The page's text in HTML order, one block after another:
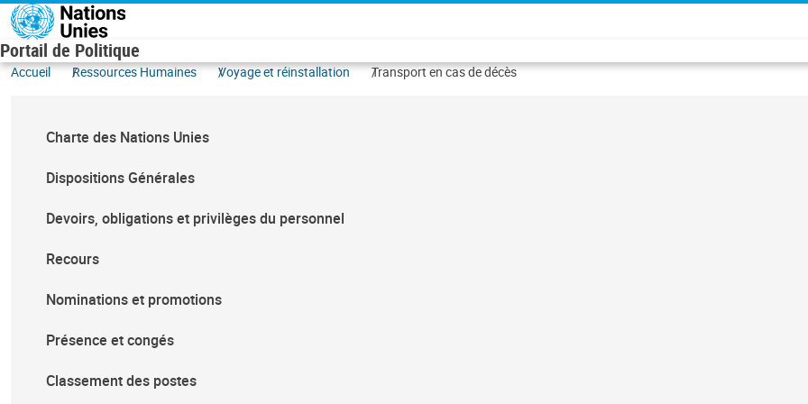
Aller au contenu principal
Portail de Politique
Accueil Ressources Humaines Voyage et réinstallation Transport en cas de décès
Charte des Nations Unies
Dispositions Générales
Devoirs, obligations et privilèges du personnel
Recours
Nominations et promotions
Présence et congés
Classement des postes